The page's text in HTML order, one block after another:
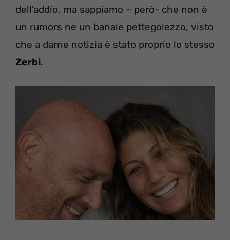
dell’addio, ma sappiamo – però- che non è
un rumors ne un banale pettegolezzo, visto
che a darne notizia è stato proprio lo stesso
Zerbi.